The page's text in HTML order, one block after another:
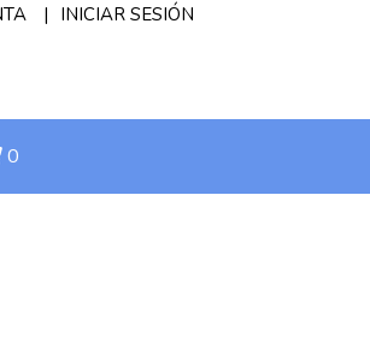
INICIAR SESIÓN
0